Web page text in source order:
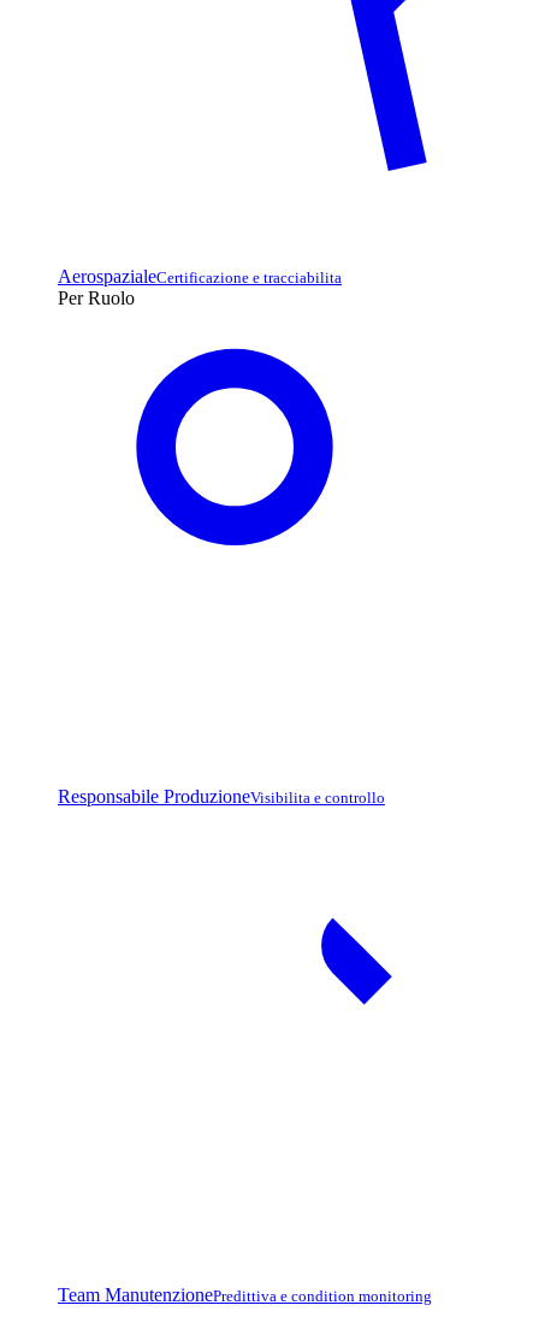
AerospazialeCertificazione e tracciabilita
Per Ruolo
Responsabile ProduzioneVisibilita e controllo
Team ManutenzionePredittiva e condition monitoring